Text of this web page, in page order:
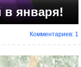
января!
Комментариев: 1